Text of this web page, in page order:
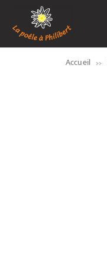
Accueil